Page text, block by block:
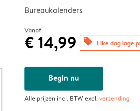
Bureaukalenders
Vanaf
€ 14,99 offers Elke dag lage
Begin nu
Alle prijzen incl. BTW excl.verzending